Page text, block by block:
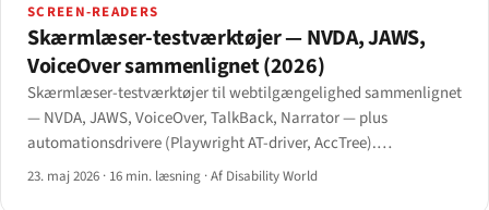
SCREEN-READERS
Skærmlæser-testværktøjer — NVDA, JAWS,
VoiceOver sammenlignet (2026)
Skærmlæser-testværktøjer til webtilgængelighed sammenlignet
— NVDA, JAWS, VoiceOver, TalkBack, Narrator — plus
automationsdrivere (Playwright AT-driver, AccTree).
Testworkflowet for 2026.
23. maj 2026 · 16 min. læsning ·Af Disability World